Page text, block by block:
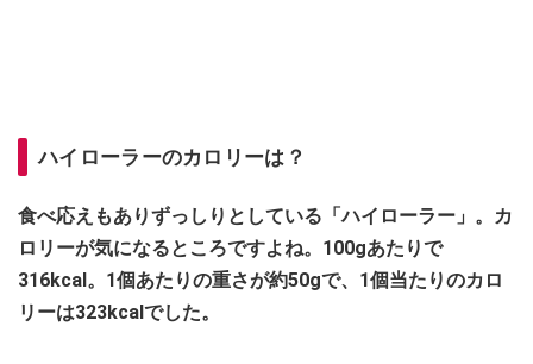
ハイローラーのカロリーは？
食べ応えもありずっしりとしている「ハイローラー」。カ
ロリーが気になるところですよね。 100gあたりで
316kcal。1個あたりの重さが約50gで、1個当たりのカロ
リーは323kcalでした。